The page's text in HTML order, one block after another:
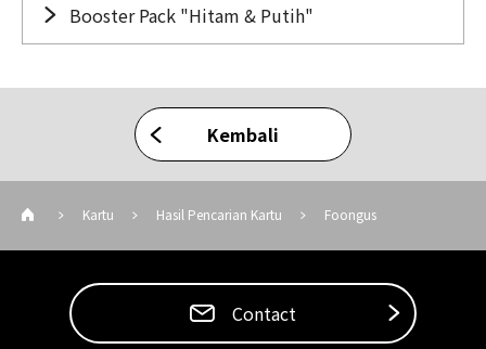
Booster Pack "Hitam & Putih"
Kembali
Kartu Hasil Pencarian Kartu Foongus
Contact